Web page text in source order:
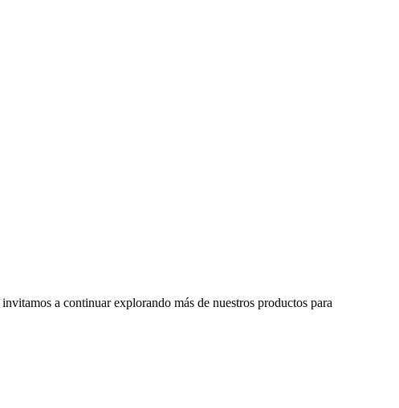
a continuar explorando más de nuestros productos para